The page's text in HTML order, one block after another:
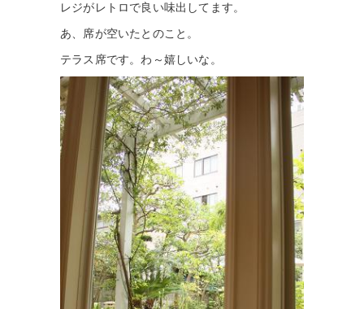
レジがレトロで良い味出してます。
あ、席が空いたとのこと。
テラス席です。わ～嬉しいな。